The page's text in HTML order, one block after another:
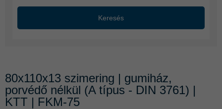
Keresés
80x110x13 szimering | gumiház,
porvédő nélkül (A típus - DIN 3761) |
KTT | FKM-75